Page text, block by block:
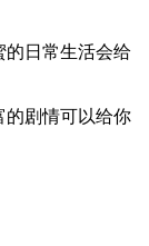
的日常生活会给
的剧情可以给你